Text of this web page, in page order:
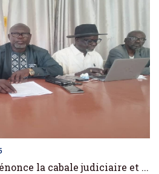
la cabale judiciaire et ...